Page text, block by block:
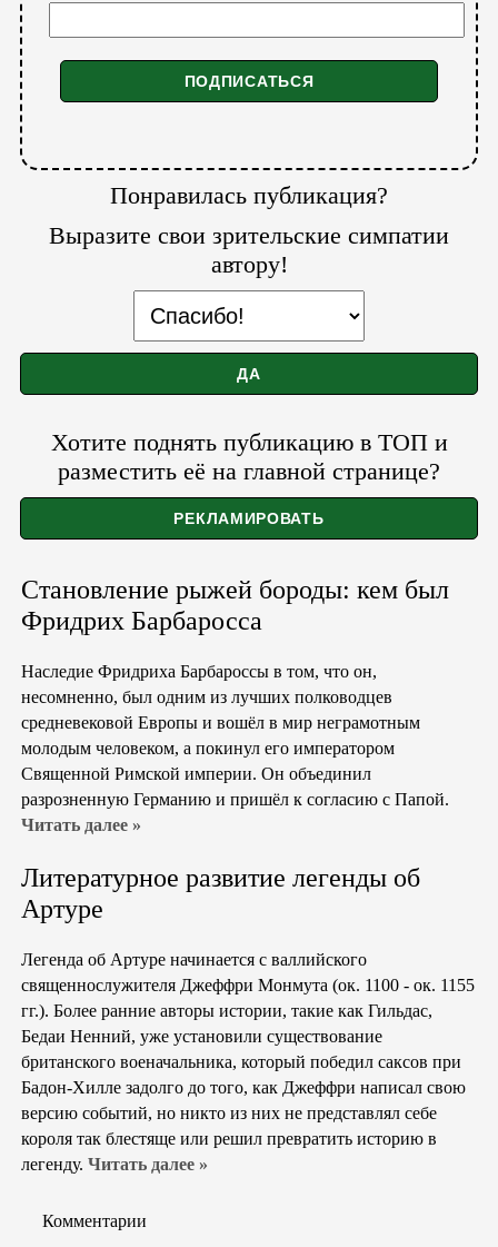
Понравилась публикация?
Выразите свои зрительские симпатии
автору!
Хотите поднять публикацию в ТОП и
разместить её на главной странице?
Становление рыжей бороды: кем был
Фридрих Барбаросса
Наследие Фридриха Барбароссы в том, что он,
несомненно, был одним из лучших полководцев
средневековой Европы и вошёл в мир неграмотным
молодым человеком, а покинул его императором
Священной Римской империи. Он объединил
разрозненную Германию и пришёл к согласию с Папой.
Читать далее »
Литературное развитие легенды об
Артуре
Легенда об Артуре начинается с валлийского
священнослужителя Джеффри Монмута (ок. 1100 - ок. 1155
гг.). Более ранние авторы истории, такие как Гильдас,
Бедаи Ненний, уже установили существование
британского военачальника, который победил саксов при
Бадон-Хилле задолго до того, как Джеффри написал свою
версию событий, но никто из них не представлял себе
короля так блестяще или решил превратить историю в
легенду. Читать далее »
Комментарии